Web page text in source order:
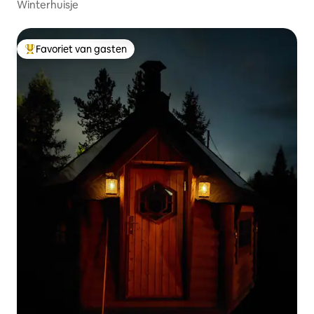
Winterhuisje
Topfavoriet van gasten
Favoriet van gasten